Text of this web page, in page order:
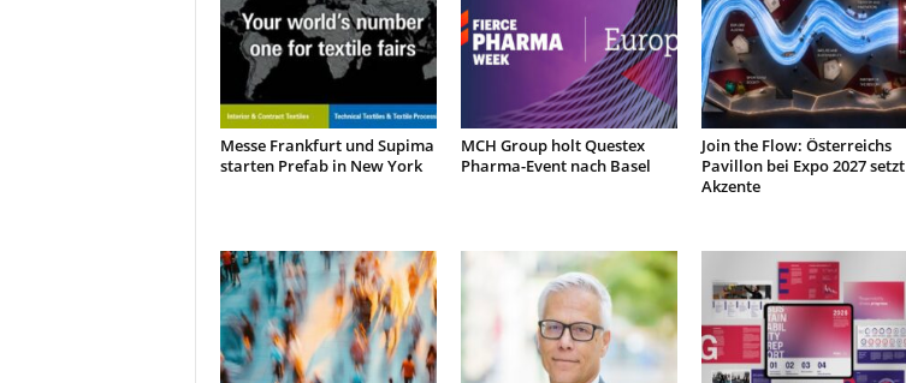
Messe Frankfurt und Supima
starten Prefab in New York
MCH Group holt Questex
Pharma-Event nach Basel
Join the Flow: Österreichs
Pavillon bei Expo 2027 setzt
Akzente